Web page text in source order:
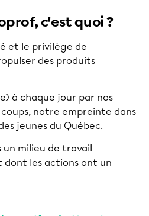
c'est quoi ?
et le privilège de
des produits
à chaque jour par nos
coups, notre empreinte dans
jeunes du Québec.
un milieu de travail
dont les actions ont un